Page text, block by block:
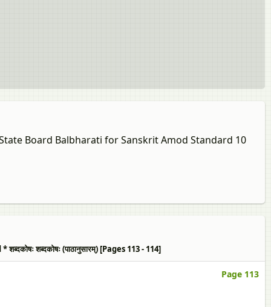
Board Balbharati for Sanskrit Amod Standard 10
शब्दकोषः (पाठानुसारम्‌) [Pages 113 - 114]
Page 113